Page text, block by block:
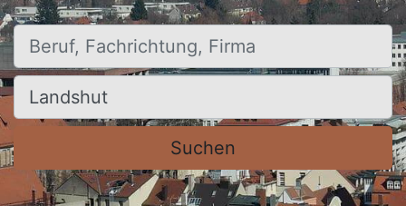
Beruf, Fachrichtung, Firma
Ort, Stadt
Suchen